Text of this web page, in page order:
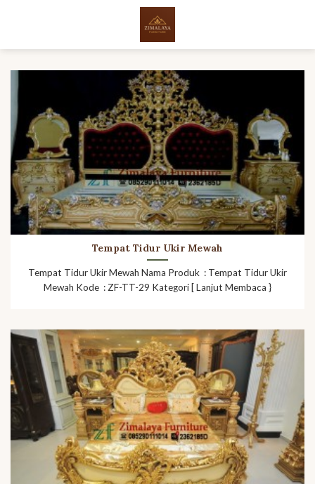
Tempat Tidur Ukir Mewah
Tempat Tidur Ukir Mewah Nama Produk : Tempat Tidur Ukir
Mewah Kode : ZF-TT-29 Kategori [ Lanjut Membaca }